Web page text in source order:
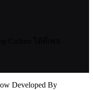
Developed By